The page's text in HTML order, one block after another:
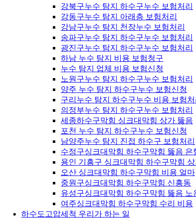
강북구누수 탐지 하수구누수 보험처리
강동구누수 탐지 아래층 보험처리
강남구누수 탐지 천장누수 보험처리
송파구누수 탐지 하수구누수 보험처리
광진구누수 탐지 하수구누수 보험처리
하남 누수 탐지 비용 보험청구
누수 탐지 업체 비용 보험신청
노원구누수 탐지 하수구누수 보험처리
양주 누수 탐지 하수구누수 보험신청
구리누수 탐지 하수구누수 비용 보험처
의정부누수 탐지 하수구누수 보험처리
세종하수구막힘 싱크대막힘 상가 뚫음
포천 누수 탐지 하수구누수 보험신청
남양주누수 탐지 진접 하수구 보험처리
수정구싱크대막힘 하수구막힘 뚫음 은
용인 기흥구 싱크대막힘 하수구막힘
오산 싱크대막힘 하수구막힘 비용 얼마
중원구싱크대막힘 하수구막힘 신흥동
유성구싱크대막힘 하수구막힘 뚫음 노
여주싱크대막힘 하수구막힘 수리 비용
하수도고압세척 우리가 하는 일